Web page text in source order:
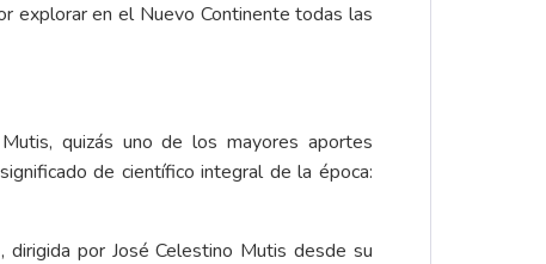
explorar en el Nuevo Continente todas las
quizás uno de los mayores aportes
de científico integral de la época:
por José Celestino Mutis desde su